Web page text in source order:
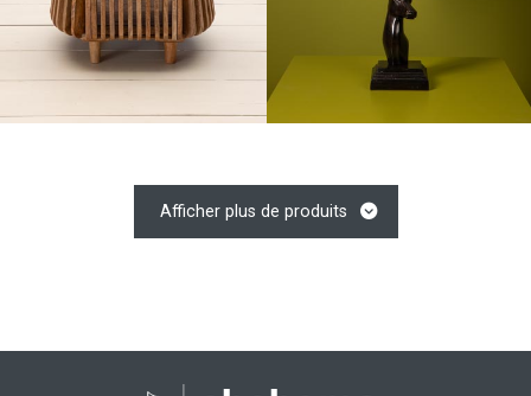
Afficher plus de produits